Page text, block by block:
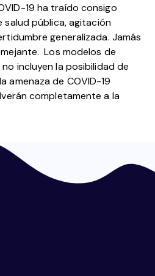
19 ha traído consigo
salud pública, agitación
generalizada. Jamás
Los modelos de
incluyen la posibilidad de
amenaza de COVID-19
completamente a la